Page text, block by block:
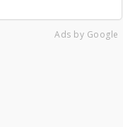
Ads by Google